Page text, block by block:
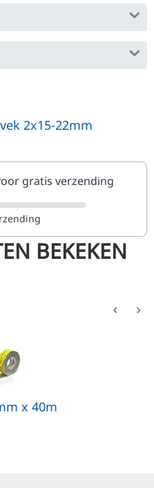
2x15-22mm
gratis verzending
BEKEKEN
x 40m